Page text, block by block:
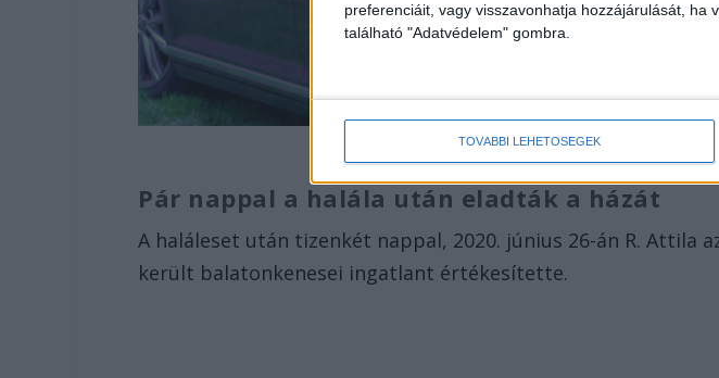
preferenciáit, vagy visszavonhatja hozzájárulását, ha
található "Adatvédelem" gombra.
TOVÁBBI LEHETŐSÉGEK
Forrás: Rendőrség
Pár nappal a halála után eladták a házát
A haláleset után tizenkét nappal, 2020. június 26-án R. Attila
került balatonkenesei ingatlant értékesítette.